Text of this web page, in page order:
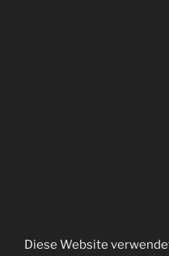
Diese Website